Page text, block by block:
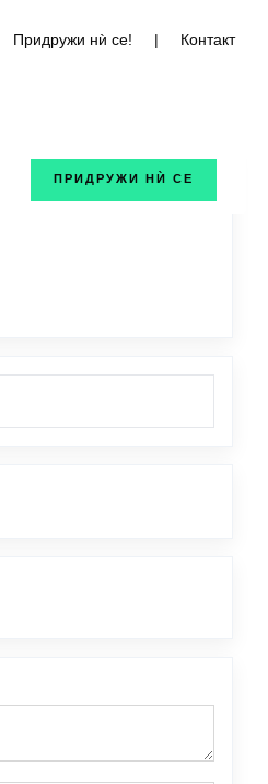
Придружи нѝ се! | Контакт
ПРИДРУЖИ НЍ СЕ